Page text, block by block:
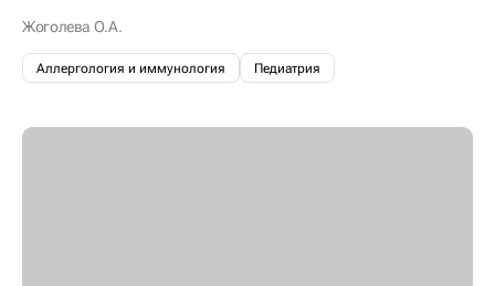
Жоголева О.А.
Аллергология и иммунология Педиатрия